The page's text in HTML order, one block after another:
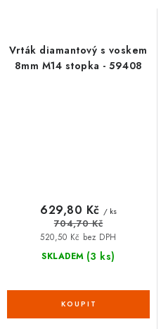
Vrták diamantový s voskem
8mm M14 stopka - 59408
SKLADEM (3 ks)
520,50 Kč bez DPH
629,80 Kč / ks
704,70 Kč